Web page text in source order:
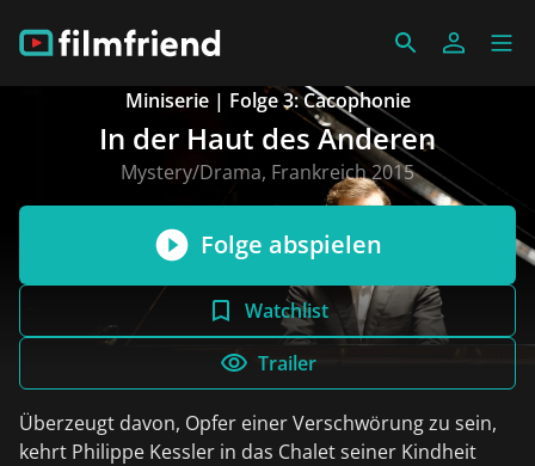
Miniserie | Folge 3: Cacophonie
In der Haut des Anderen
Mystery/Drama, Frankreich 2015
Folge abspielen
Watchlist
Trailer
Überzeugt davon, Opfer einer Verschwörung zu sein,
kehrt Philippe Kessler in das Chalet seiner Kindheit